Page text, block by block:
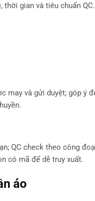
gian và tiêu chuẩn QC.
và gửi duyệt; góp ý
QC check theo công
có mã để dễ truy xuất.
áo